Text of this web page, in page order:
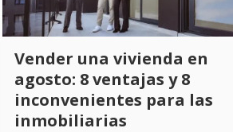
Vender una vivienda en
agosto: 8 ventajas y 8
inconvenientes para las
inmobiliarias